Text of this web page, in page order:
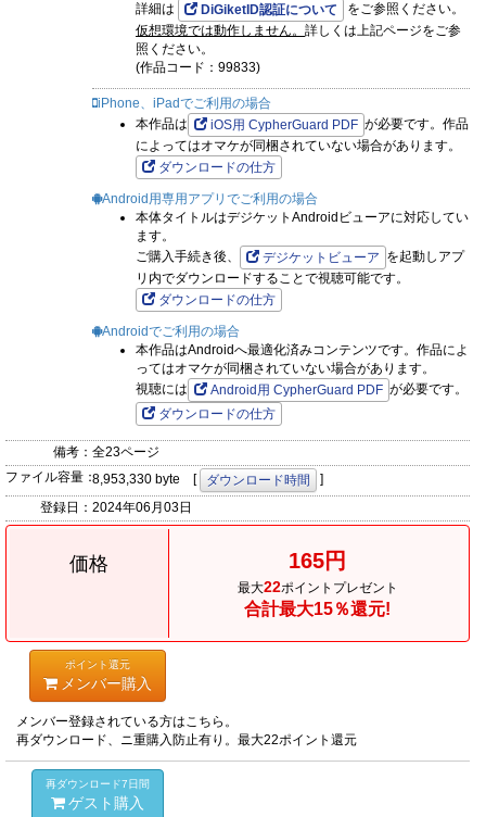
詳細は
DiGiketID認証について
をご参照ください。
仮想環境では動作しません。 詳しくは上記ページをご参
照ください。
(作品コード：99833)
iPhone、iPadでご利用の場合
本作品は
iOS用 CypherGuard PDF が必要です。作品
によってはオマケが同梱されていない場合があります。
ダウンロードの仕方
Android用専用アプリでご利用の場合
本体タイトルはデジケットAndroidビューアに対応してい
ます。
ご購入手続き後、
デジケットビューア を起動しアプ
リ内でダウンロードすることで視聴可能です。
ダウンロードの仕方
Androidでご利用の場合
本作品はAndroidへ最適化済みコンテンツです。作品によ
ってはオマケが同梱されていない場合があります。
視聴には
Android用 CypherGuard PDF が必要です。
ダウンロードの仕方
備考： 全23ページ
ファイル容量：8,953,330 byte [ ダウンロード時間
]
登録日： 2024年06月03日
価格 165円
最大22ポイントプレゼント
合計最大15％還元!
ポイント還元
メンバー購入
メンバー登録されている方はこちら。
再ダウンロード、ニ重購入防止有り。最大22ポイント還元
再ダウンロード7日間
ゲスト購入